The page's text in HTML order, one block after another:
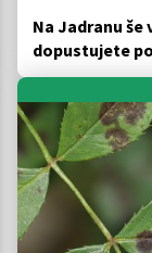
Na Jadranu
dopustujete
za pet evrov